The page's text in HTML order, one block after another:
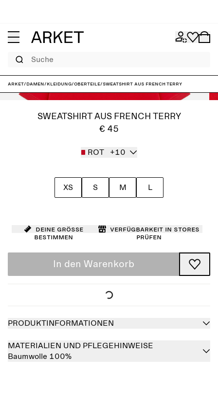
Suche
ARKET/Damen/Kleidung/Oberteile/Sweatshirt aus French Terry
SWEATSHIRT AUS FRENCH TERRY
€ 45
ROT +10
XS S M L
Deine Größe
bestimmen
Verfügbarkeit in Stores
prüfen
In den Warenkorb
PRODUKTINFORMATIONEN
MATERIALIEN UND PFLEGEHINWEISE
Baumwolle 100%